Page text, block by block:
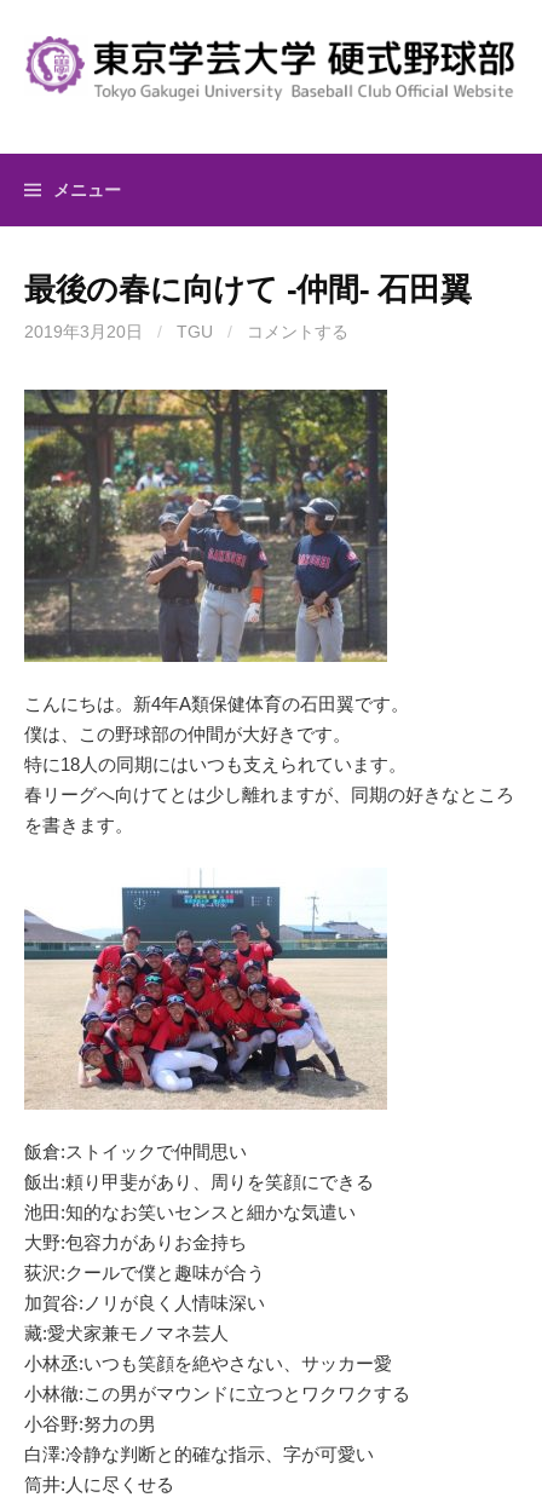
キ
メニュー
最後の春に向けて -仲間- 石田翼
2019年3月20日 / TGU / コメントする
こんにちは。新4年A類保健体育の石田翼です。
僕は、この野球部の仲間が大好きです。
特に18人の同期にはいつも支えられています。
春リーグへ向けてとは少し離れますが、同期の好きなところ
を書きます。
飯倉:ストイックで仲間思い
飯出:頼り甲斐があり、周りを笑顔にできる
池田:知的なお笑いセンスと細かな気遣い
大野:包容力がありお金持ち
荻沢:クールで僕と趣味が合う
加賀谷:ノリが良く人情味深い
藏:愛犬家兼モノマネ芸人
小林丞:いつも笑顔を絶やさない、サッカー愛
小林徹:この男がマウンドに立つとワクワクする
小谷野:努力の男
白澤:冷静な判断と的確な指示、字が可愛い
筒井:人に尽くせる